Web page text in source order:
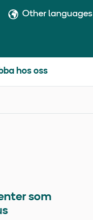
Other languages
hos oss
som